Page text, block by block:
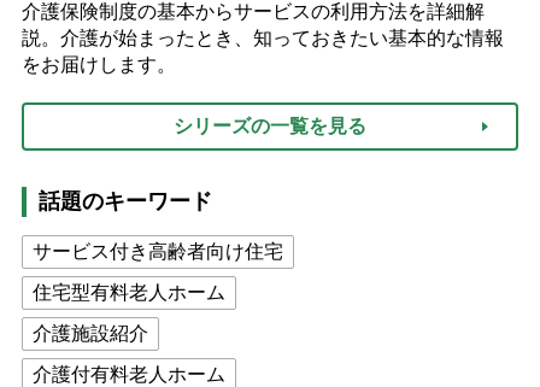
介護保険制度の基本からサービスの利用方法を詳細解
説。介護が始まったとき、知っておきたい基本的な情報
をお届けします。
シリーズの一覧を見る
話題のキーワード
サービス付き高齢者向け住宅
住宅型有料老人ホーム
介護施設紹介
介護付有料老人ホーム